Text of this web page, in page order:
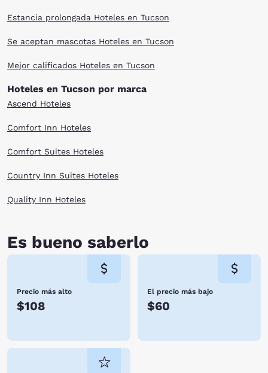
Estancia prolongada Hoteles en Tucson
Se aceptan mascotas Hoteles en Tucson
Mejor calificados Hoteles en Tucson
Hoteles en Tucson por marca
Ascend Hoteles
Comfort Inn Hoteles
Comfort Suites Hoteles
Country Inn Suites Hoteles
Quality Inn Hoteles
Es bueno saberlo
Precio más alto
$108
El precio más bajo
$60